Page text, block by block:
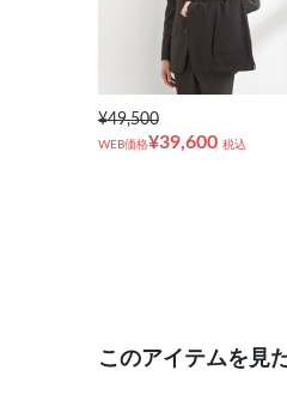
¥49,500
WEB価格¥39,600 税込
このアイテムを見